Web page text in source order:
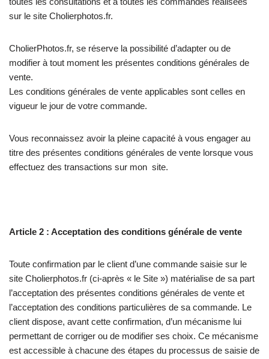
sur le site Cholierphotos.fr.
CholierPhotos.fr, se réserve la possibilité d’adapter ou de
modifier à tout moment les présentes conditions générales de
vente.
Les conditions générales de vente applicables sont celles en
vigueur le jour de votre commande.
Vous reconnaissez avoir la pleine capacité à vous engager au
titre des présentes conditions générales de vente lorsque vous
effectuez des transactions sur mon site.
Article 2 : Acceptation des conditions générale de vente
Toute confirmation par le client d’une commande saisie sur le
site Cholierphotos.fr (ci-après « le Site ») matérialise de sa part
l’acceptation des présentes conditions générales de vente et
l’acceptation des conditions particulières de sa commande. Le
client dispose, avant cette confirmation, d’un mécanisme lui
permettant de corriger ou de modifier ses choix. Ce mécanisme
est accessible à chacune des étapes du processus de saisie de